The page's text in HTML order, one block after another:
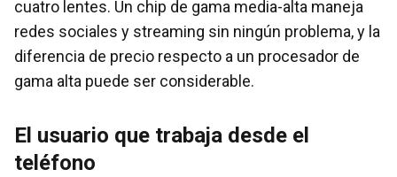
cuatro lentes. Un chip de gama media-alta maneja
redes sociales y streaming sin ningún problema, y la
diferencia de precio respecto a un procesador de
gama alta puede ser considerable.
El usuario que trabaja desde el
teléfono